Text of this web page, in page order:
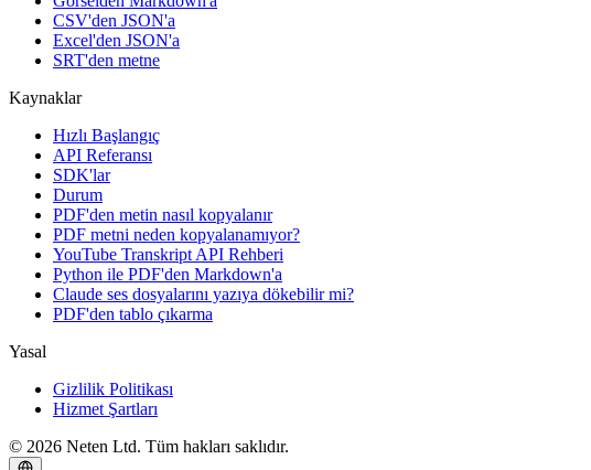
CSV'den JSON'a
Excel'den JSON'a
SRT'den metne
Kaynaklar
Hızlı Başlangıç
API Referansı
SDK'lar
Durum
PDF'den metin nasıl kopyalanır
PDF metni neden kopyalanamıyor?
YouTube Transkript API Rehberi
Python ile PDF'den Markdown'a
Claude ses dosyalarını yazıya dökebilir mi?
PDF'den tablo çıkarma
Yasal
Gizlilik Politikası
Hizmet Şartları
© 2026 Neten Ltd. Tüm hakları saklıdır.